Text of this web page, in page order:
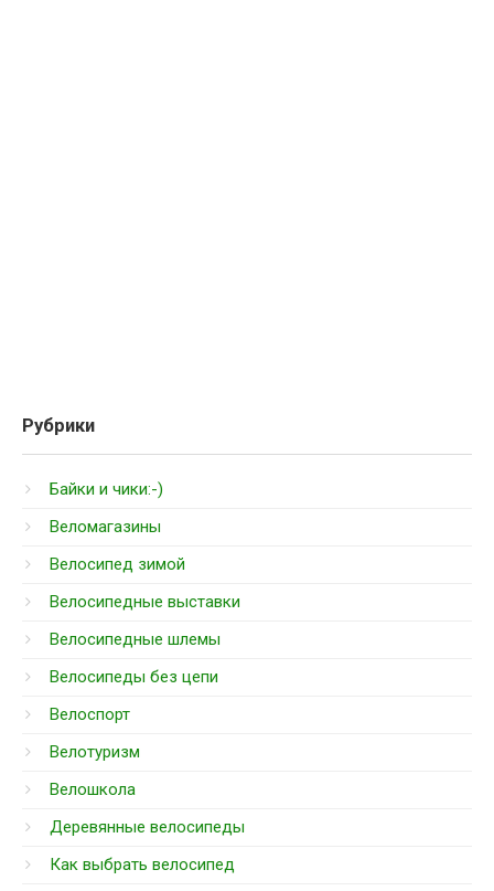
Рубрики
Байки и чики:-)
Веломагазины
Велосипед зимой
Велосипедные выставки
Велосипедные шлемы
Велосипеды без цепи
Велоспорт
Велотуризм
Велошкола
Деревянные велосипеды
Как выбрать велосипед